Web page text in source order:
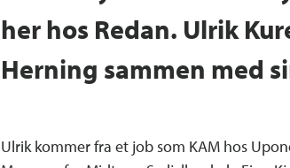
her hos Redan. Ulrik
Herning sammen med
Ulrik kommer fra et job som KAM hos